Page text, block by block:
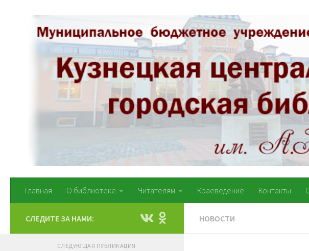
Перейти к содержимому
Главная О библиотеке Читателям Краеведение Контакты
НОВОСТИ
СЛЕДИТЕ ЗА НАМИ:
СЛЕДУЮЩАЯ ПУБЛИКАЦИЯ